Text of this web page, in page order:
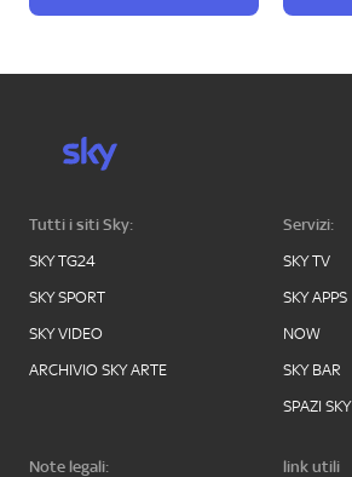
Tutti i siti Sky:
SKY TG24
SKY SPORT
SKY VIDEO
ARCHIVIO SKY ARTE
Servizi:
SKY TV
SKY APPS
NOW
SKY BAR
SPAZI SKY
Note legali:
link utili